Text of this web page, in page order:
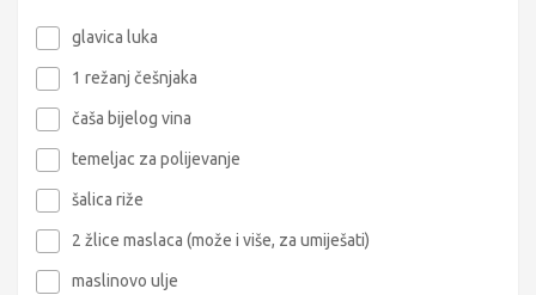
glavica luka
1 režanj češnjaka
čaša bijelog vina
temeljac za polijevanje
šalica riže
2 žlice maslaca (može i više, za umiješati)
maslinovo ulje